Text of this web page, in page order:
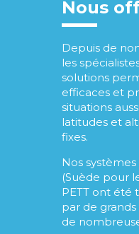
Nous
Depuis de
les
solutions
efficaces et
situations
latitudes et
fixes.
Nos
(Suède pour
PETT ont été
par de
de